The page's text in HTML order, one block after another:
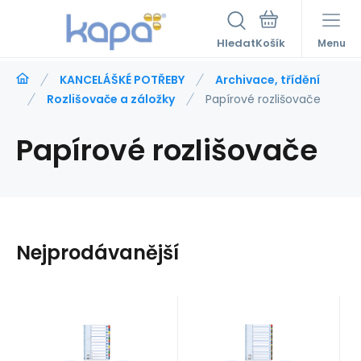
Hledat Menu
KANCELÁŠKÉ POTŘEBY
Archivace, třídění
Rozlišovače a záložky
Papírové rozlišovače
Papírové rozlišovače
Nejprodávanější
Rozlišovač
Kód: a105290
86Kč
skladem
Rozlišovač
Kód: a105220
202Kč
Skladem
ks